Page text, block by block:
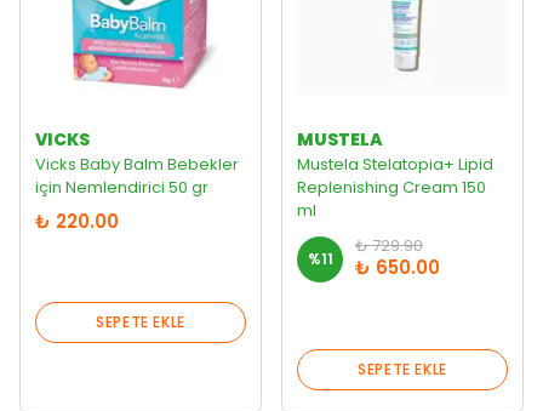
VICKS
Vicks Baby Balm Bebekler
için Nemlendirici 50 gr
₺ 220.00
SEPETE EKLE
MUSTELA
Mustela Stelatopia+ Lipid
Replenishing Cream 150
ml
%11
₺ 729.90
₺ 650.00
SEPETE EKLE